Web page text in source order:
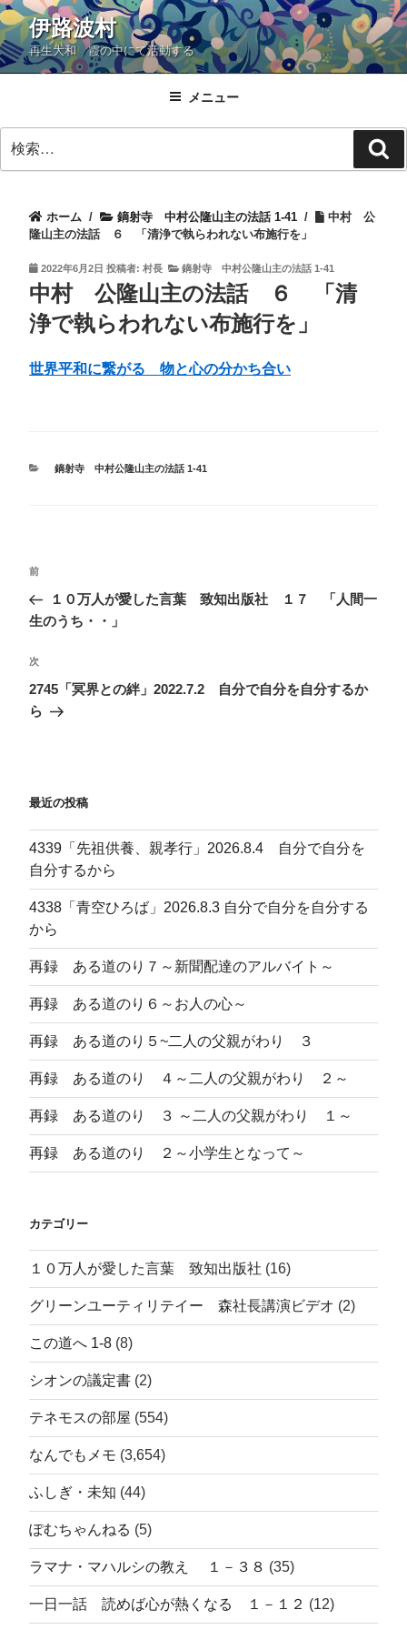
コ
ン
テ
ン
ス
伊路波村
再生大和 霞の中にて活動する
メニュー
索:
索
ホーム / 鏑射寺 中村公隆山主の法話 1-41 /
中村 公
隆山主の法話 ６ 「清浄で執らわれない布施行を」
投
稿
日:
2022年6月2日 投稿者: 村長 鏑射寺 中村公隆山主の法話 1-41
中村 公隆山主の法話 ６ 「清
浄で執らわれない布施行を」
世界平和に繋がる 物と心の分かち合い
カ
鏑射寺 中村公隆山主の法話 1-41
投
ナ
ゲ
ー
シ
前
の
投
前
１０万人が愛した言葉 致知出版社 １７ 「人間一
生のうち・・」
次
の
投
次
2745「冥界との絆」2022.7.2 自分で自分を自分するか
ら
最近の投稿
4339「先祖供養、親孝行」2026.8.4 自分で自分を
自分するから
4338「青空ひろば」2026.8.3 自分で自分を自分する
から
再録 ある道のり７～新聞配達のアルバイト～
再録 ある道のり６～お人の心～
再録 ある道のり５~二人の父親がわり ３
再録 ある道のり ４～二人の父親がわり ２～
再録 ある道のり ３ ～二人の父親がわり １～
再録 ある道のり ２～小学生となって～
カテゴリー
１０万人が愛した言葉 致知出版社 (16)
グリーンユーティリテイー 森社長講演ビデオ (2)
この道へ 1-8 (8)
シオンの議定書 (2)
テネモスの部屋 (554)
なんでもメモ (3,654)
ふしぎ・未知 (44)
ぽむちゃんねる (5)
ラマナ・マハルシの教え １－３８ (35)
一日一話 読めば心が熱くなる １－１２ (12)